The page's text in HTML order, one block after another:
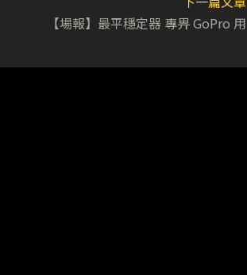
【場報】最平穩定器 專畀 GoPro 用